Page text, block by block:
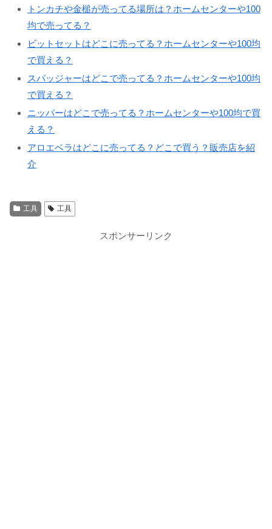
トンカチや金槌が売ってる場所は？ホームセンターや100
均で売ってる？
ビットセットはどこに売ってる？ホームセンターや100均
で買える？
スパッジャーはどこで売ってる？ホームセンターや100均
で買える？
ニッパーはどこで売ってる？ホームセンターや100均で買
える？
アロエベラはどこに売ってる？どこで買う？販売店を紹
介
工具 工具
スポンサーリンク